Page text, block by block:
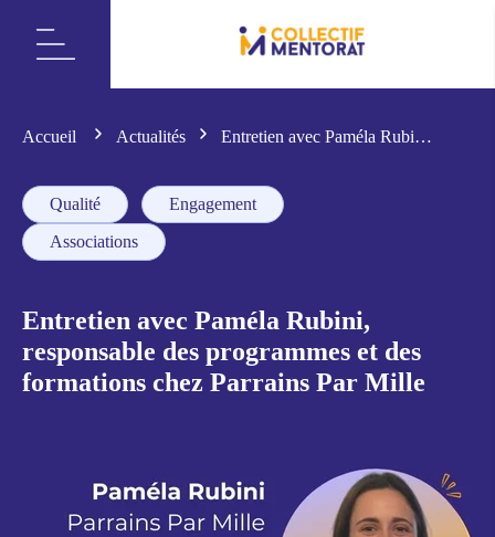
Accueil Actualités
Entretien avec Paméla Rubini,
Parrains Par Mille
Qualité
Engagement
Associations
Entretien avec Paméla Rubini,
responsable des programmes et des
formations chez Parrains Par Mille